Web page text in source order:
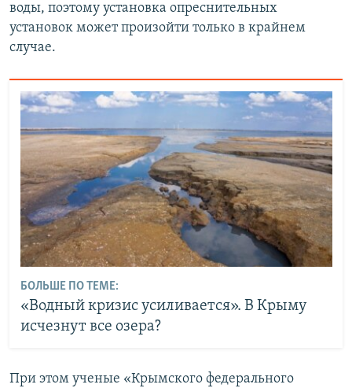
воды, поэтому установка опреснительных
установок может произойти только в крайнем
случае.
БОЛЬШЕ ПО ТЕМЕ:
«Водный кризис усиливается». В Крыму
исчезнут все озера?
При этом ученые «Крымского федерального